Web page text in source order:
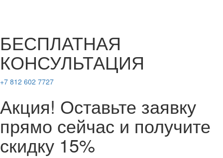
БЕСПЛАТНАЯ
КОНСУЛЬТАЦИЯ
+7 812 602 7727
Акция! Оставьте заявку
прямо сейчас и получите
скидку 15%